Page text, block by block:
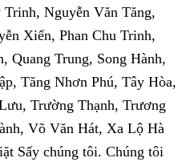
Nguyễn Văn Tăng,
Xiển, Phan Chu Trinh,
Quang Trung, Song Hành,
Tăng Nhơn Phú, Tây Hòa,
Trường Thạnh, Trương
Võ Văn Hát, Xa Lộ Hà
Sấy chúng tôi. Chúng tôi